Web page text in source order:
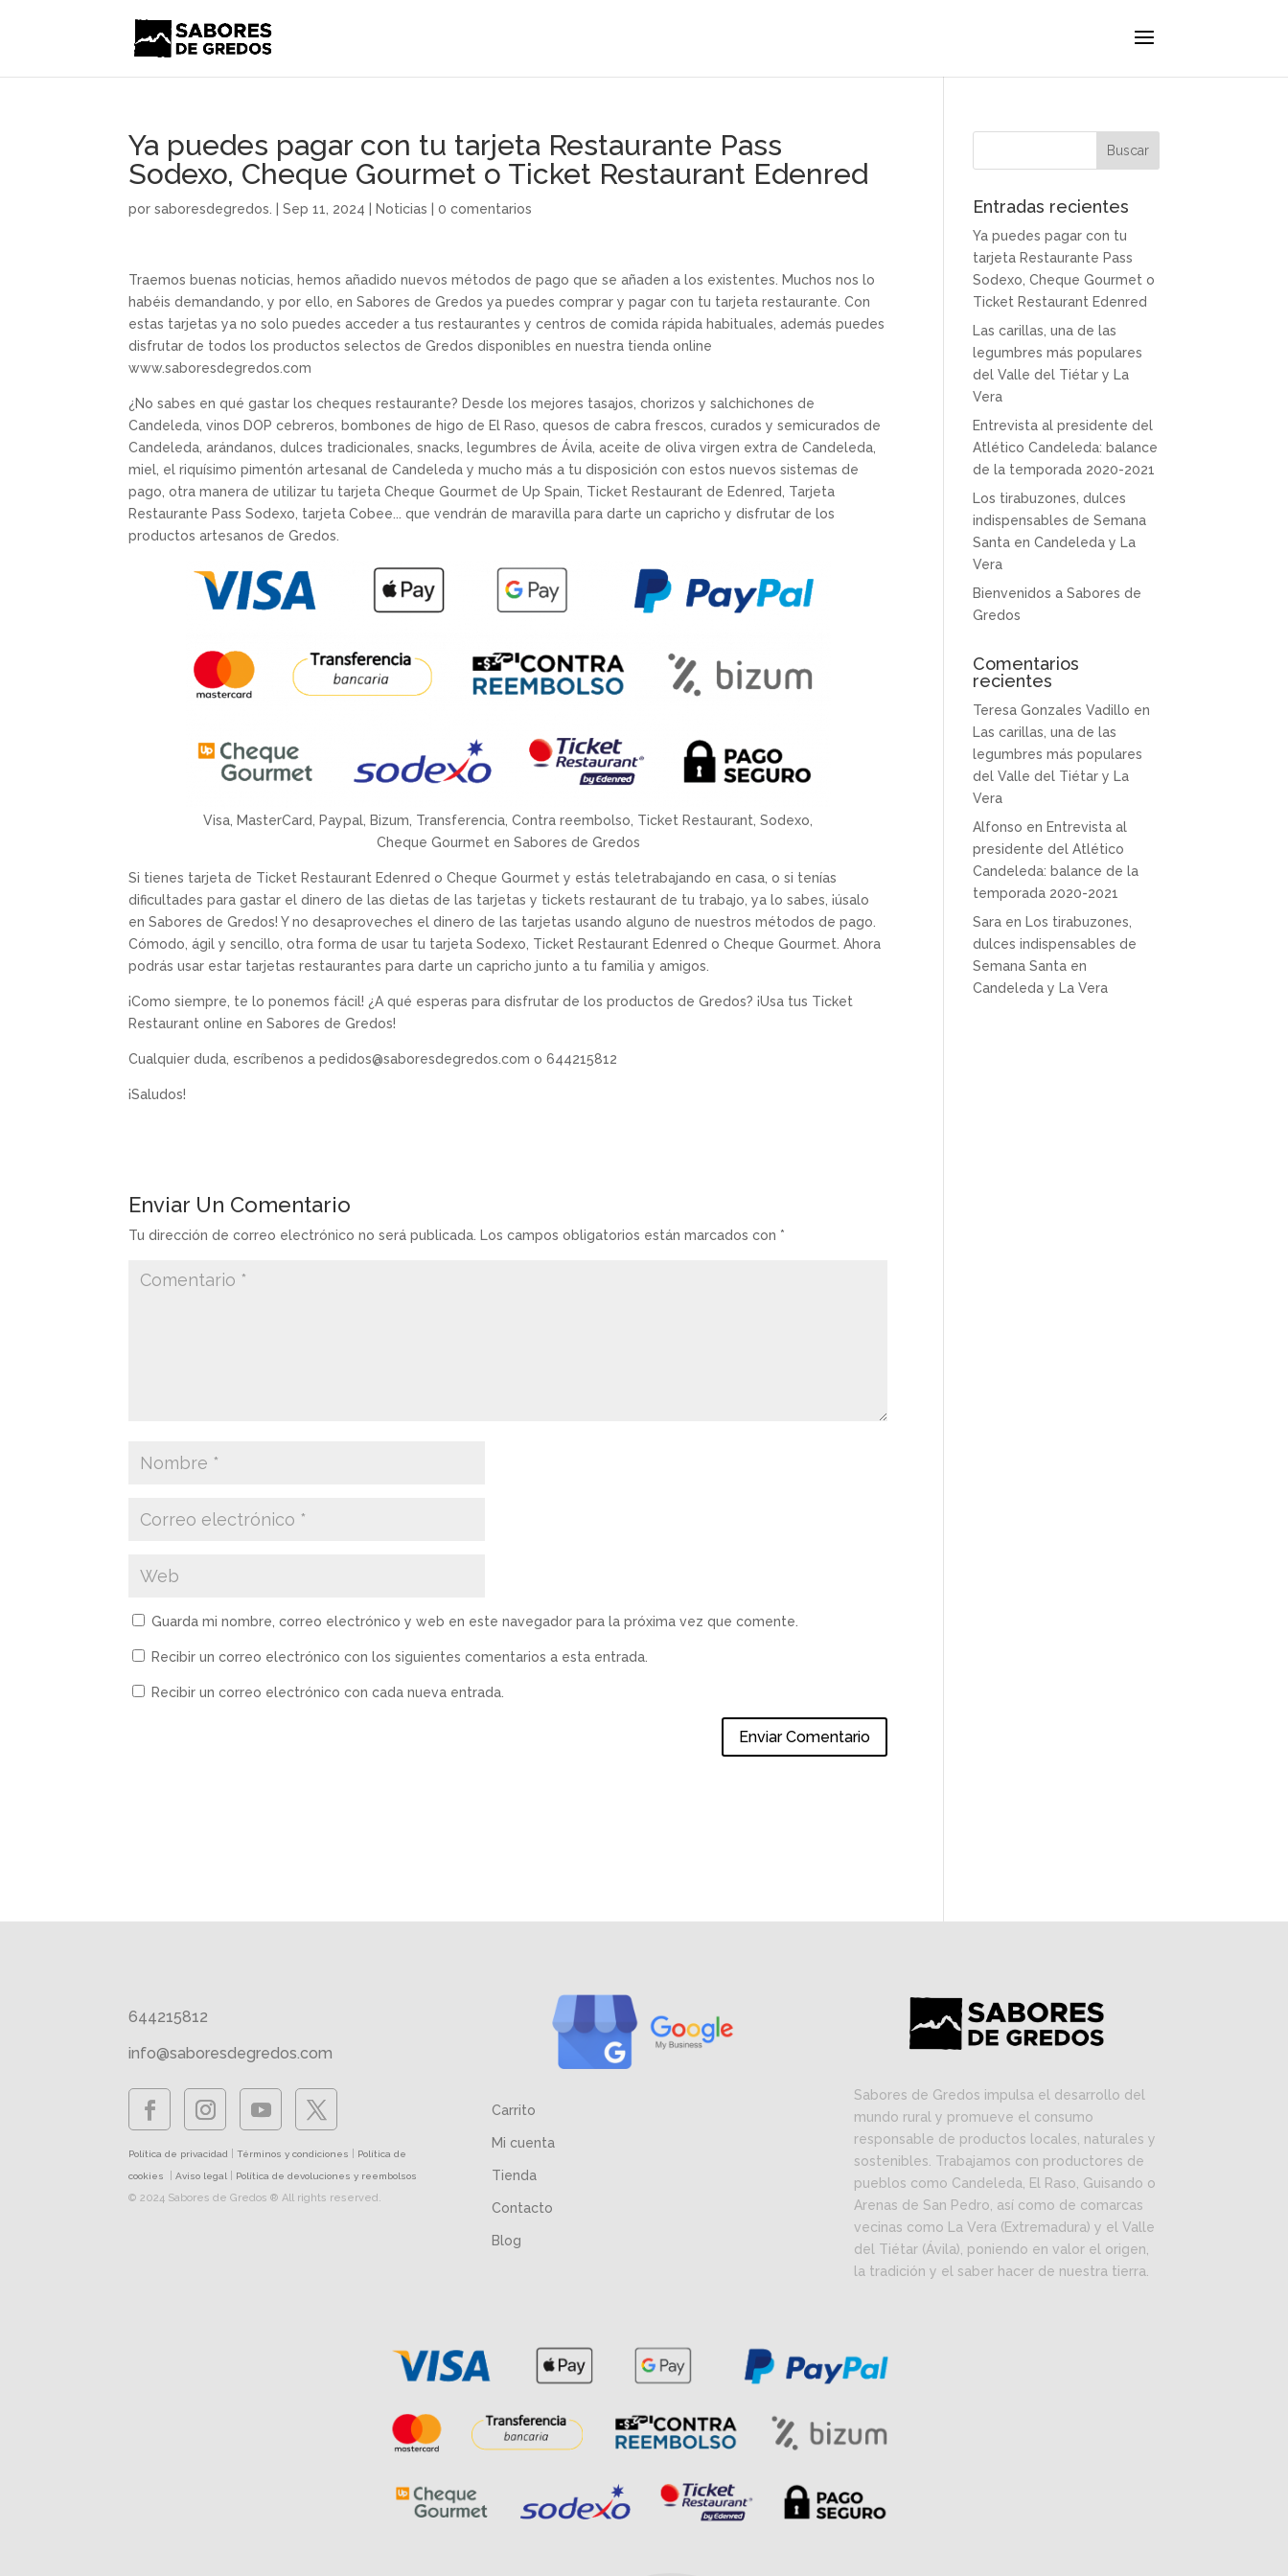
Ya puedes pagar con tu tarjeta Restaurante Pass
Sodexo, Cheque Gourmet o Ticket Restaurant Edenred
porsaboresdegredos. |Sep 11, 2024 Noticias |0 comentarios
Traemos buenas noticias, hemos añadido nuevos métodos de pago que se añaden a los existentes. Muchos nos lo
habéis demandando, y por ello, en Sabores de Gredos ya puedes comprar y pagar con tu tarjeta restaurante. Con
estas tarjetas ya no solo puedes acceder a tus restaurantes y centros de comida rápida habituales, además puedes
disfrutar de todos los productos selectos de Gredos disponibles en nuestra tienda online
www.saboresdegredos.com
¿No sabes en qué gastar los cheques restaurante? Desde los mejores tasajos, chorizos y salchichones de
Candeleda, vinos DOP cebreros, bombones de higo de El Raso, quesos de cabra frescos, curados y semicurados de
Candeleda, arándanos, dulces tradicionales, snacks, legumbres de Ávila, aceite de oliva virgen extra de Candeleda,
miel, el riquísimo pimentón artesanal de Candeleda y mucho más a tu disposición con estos nuevos sistemas de
pago, otra manera de utilizar tu tarjeta Cheque Gourmet de Up Spain, Ticket Restaurant de Edenred, Tarjeta
Restaurante Pass Sodexo, tarjeta Cobee... que vendrán de maravilla para darte un capricho y disfrutar de los
productos artesanos de Gredos.
Visa, MasterCard, Paypal, Bizum, Transferencia, Contra reembolso, Ticket Restaurant, Sodexo,
Cheque Gourmet en Sabores de Gredos
Si tienes tarjeta de Ticket Restaurant Edenred o Cheque Gourmet y estás teletrabajando en casa, o si tenías
dificultades para gastar el dinero de las dietas de las tarjetas y tickets restaurant de tu trabajo, ya lo sabes, ¡úsalo
en Sabores de Gredos! Y no desaproveches el dinero de las tarjetas usando alguno de nuestros métodos de pago.
Cómodo, ágil y sencillo, otra forma de usar tu tarjeta Sodexo, Ticket Restaurant Edenred o Cheque Gourmet. Ahora
podrás usar estar tarjetas restaurantes para darte un capricho junto a tu familia y amigos.
¡Como siempre, te lo ponemos fácil! ¿A qué esperas para disfrutar de los productos de Gredos? ¡Usa tus Ticket
Restaurant online en Sabores de Gredos!
Cualquier duda, escríbenos a pedidos@saboresdegredos.com o 644215812
¡Saludos!
Enviar Un Comentario
Tu dirección de correo electrónico no será publicada. Los campos obligatorios están marcados con *
Guarda mi nombre, correo electrónico y web en este navegador para la próxima vez que comente.
Recibir un correo electrónico con los siguientes comentarios a esta entrada.
Recibir un correo electrónico con cada nueva entrada.
Entradas recientes
Ya puedes pagar con tu
tarjeta Restaurante Pass
Sodexo, Cheque Gourmet o
Ticket Restaurant Edenred
Las carillas, una de las
legumbres más populares
del Valle del Tiétar y La
Vera
Entrevista al presidente del
Atlético Candeleda: balance
de la temporada 2020-2021
Los tirabuzones, dulces
indispensables de Semana
Santa en Candeleda y La
Vera
Bienvenidos a Sabores de
Gredos
Comentarios
recientes
Teresa Gonzales Vadillo en
Las carillas, una de las
legumbres más populares
del Valle del Tiétar y La
Vera
Alfonso en Entrevista al
presidente del Atlético
Candeleda: balance de la
temporada 2020-2021
Sara en Los tirabuzones,
dulces indispensables de
Semana Santa en
Candeleda y La Vera
644215812
info@saboresdegredos.com
Política de privacidad |Términos y condiciones Política de
cookies |Aviso legal Política de devoluciones y reembolsos
© 2024 Sabores de Gredos ® All rights reserved.
Carrito
Mi cuenta
Tienda
Contacto
Blog
Sabores de Gredos impulsa el desarrollo del
mundo rural y promueve el consumo
responsable de productos locales, naturales y
sostenibles. Trabajamos con productores de
pueblos como Candeleda, El Raso, Guisando o
Arenas de San Pedro, así como de comarcas
vecinas como La Vera (Extremadura) y el Valle
del Tiétar (Ávila), poniendo en valor el origen,
la tradición y el saber hacer de nuestra tierra.